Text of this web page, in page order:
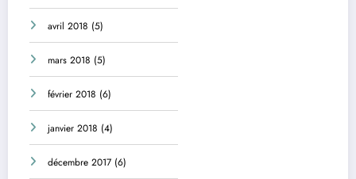
avril 2018 (5)
mars 2018 (5)
février 2018 (6)
janvier 2018 (4)
décembre 2017 (6)